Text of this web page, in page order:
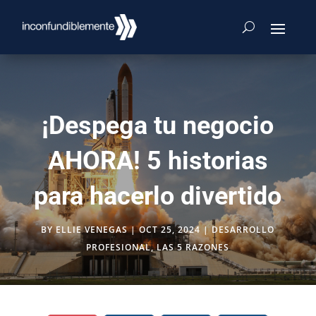
¡Despega tu negocio
AHORA! 5 historias
para hacerlo divertido
BYELLIE VENEGAS|OCT 25, 2024 |DESARROLLO
PROFESIONAL,LAS 5 RAZONES